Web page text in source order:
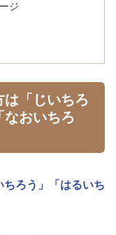
ジ
は「じいちろ
なおいちろ
ちろう」
「はるいち